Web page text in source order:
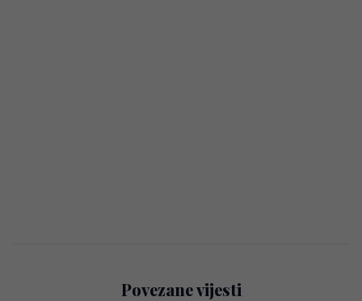
Povezane vijesti